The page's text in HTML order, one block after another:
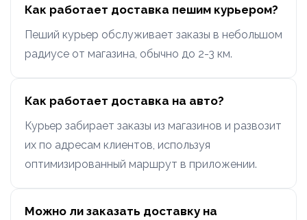
Как работает доставка пешим курьером?
Пеший курьер обслуживает заказы в небольшом
радиусе от магазина, обычно до 2-3 км.
Как работает доставка на авто?
Курьер забирает заказы из магазинов и развозит
их по адресам клиентов, используя
оптимизированный маршрут в приложении.
Можно ли заказать доставку на